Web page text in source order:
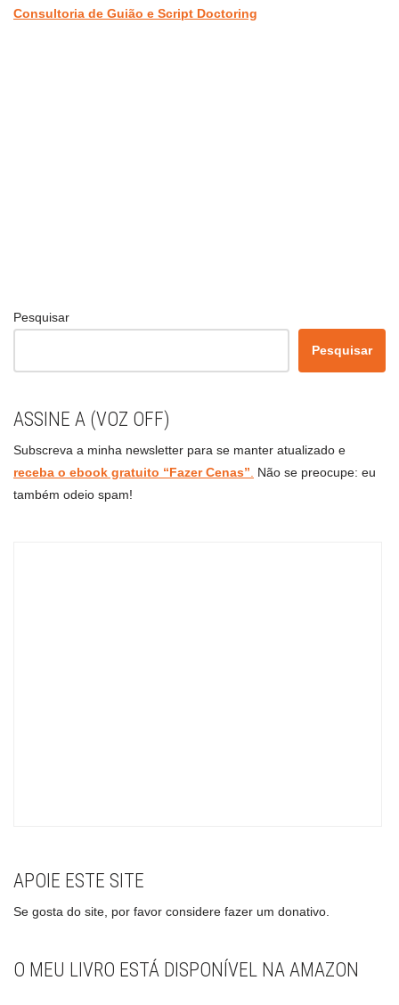
Consultoria de Guião e Script Doctoring
Pesquisar
Pesquisar
ASSINE A (VOZ OFF)
Subscreva a minha newsletter para se manter atualizado e
receba o ebook gratuito “Fazer Cenas”
Não se preocupe: eu
também odeio spam!
APOIE ESTE SITE
Se gosta do site, por favor considere fazer um donativo.
O MEU LIVRO ESTÁ DISPONÍVEL NA AMAZON